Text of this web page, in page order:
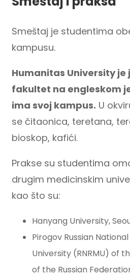
Smeštaj je studentima
kampusu.
Humanitas University
fakultet na engleskom
ima svoj kampus. U
se čitaonica, teretana,
bioskop, kafići.
Prakse su studentima
drugim medicinskim
kao što su:
Hanyang University,
Pirogov Russian
University (RNRMU) of
of the Russian